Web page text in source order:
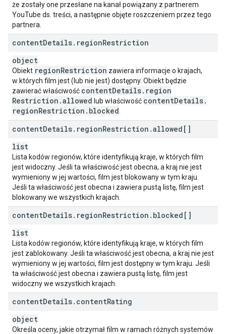
że zostały one przesłane na kanał powiązany z partnerem
YouTube ds. treści, a następnie objęte roszczeniem przez tego
partnera.
contentDetails. regionRestriction
object
Obiekt regionRestriction zawiera informacje o krajach,
w których film jest (lub nie jest) dostępny. Obiekt będzie
zawierać właściwość contentDetails. region
Restriction .allowed lub właściwość contentDetails.
regionRestriction . blocked
contentDetails. regionRestriction .allowed[]
list
Lista kodów regionów, które identyfikują kraje, w których film
jest widoczny. Jeśli ta właściwość jest obecna, a kraj nie jest
wymieniony w jej wartości, film jest blokowany w tym kraju.
Jeśli ta właściwość jest obecna i zawiera pustą listę, film jest
blokowany we wszystkich krajach.
contentDetails. regionRestriction . blocked[]
list
Lista kodów regionów, które identyfikują kraje, w których film
jest zablokowany. Jeśli ta właściwość jest obecna, a kraj nie jest
wymieniony w jej wartości, film jest dostępny w tym kraju. Jeśli
ta właściwość jest obecna i zawiera pustą listę, film jest
widoczny we wszystkich krajach.
contentDetails. contentRating
object
Określa oceny, jakie otrzymał film w ramach różnych systemów